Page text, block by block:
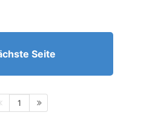
Seite
1